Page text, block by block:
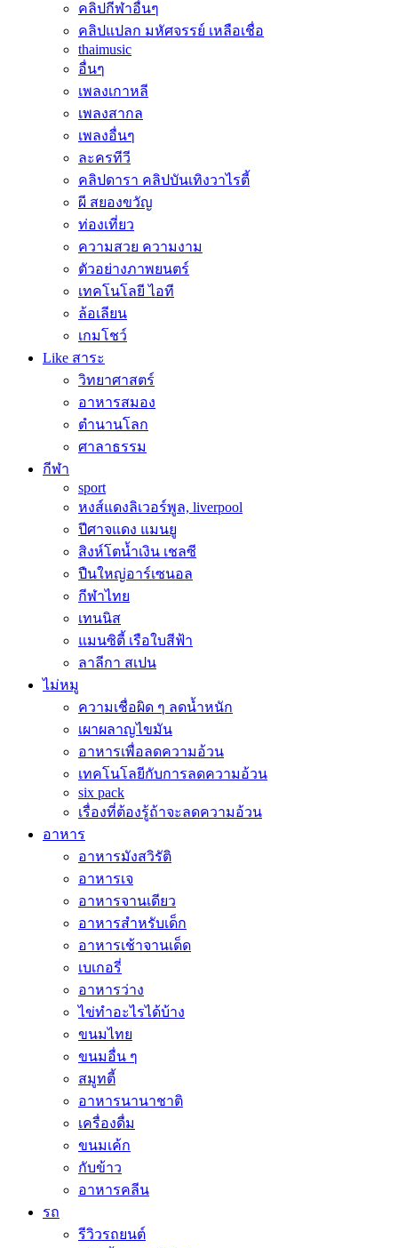
คลิปกีฬาอื่นๆ
คลิปแปลก มหัศจรรย์ เหลือเชื่อ
thaimusic
อื่นๆ
เพลงเกาหลี
เพลงสากล
เพลงอื่นๆ
ละครทีวี
คลิปดารา คลิปบันเทิงวาไรตี้
ผี สยองขวัญ
ท่องเที่ยว
ความสวย ความงาม
ตัวอย่างภาพยนตร์
เทคโนโลยี ไอที
ล้อเลียน
เกมโชว์
Like สาระ
วิทยาศาสตร์
อาหารสมอง
ตำนานโลก
ศาลาธรรม
กีฬา
sport
หงส์แดงลิเวอร์พูล, liverpool
ปีศาจแดง แมนยู
สิงห์โตน้ำเงิน เชลซี
ปืนใหญ่อาร์เซนอล
กีฬาไทย
เทนนิส
แมนซิตี้ เรือใบสีฟ้า
ลาลีกา สเปน
ไม่หมู
ความเชื่อผิด ๆ ลดน้ำหนัก
เผาผลาญไขมัน
อาหารเพื่อลดความอ้วน
เทคโนโลยีกับการลดความอ้วน
six pack
เรื่องที่ต้องรู้ถ้าจะลดความอ้วน
อาหาร
อาหารมังสวิรัติ
อาหารเจ
อาหารจานเดียว
อาหารสำหรับเด็ก
อาหารเช้าจานเด็ด
เบเกอรี่
อาหารว่าง
ไข่ทำอะไรได้บ้าง
ขนมไทย
ขนมอื่น ๆ
สมูทตี้
อาหารนานาชาติ
เครื่องดื่ม
ขนมเค้ก
กับข้าว
อาหารคลีน
รถ
รีวิวรถยนต์